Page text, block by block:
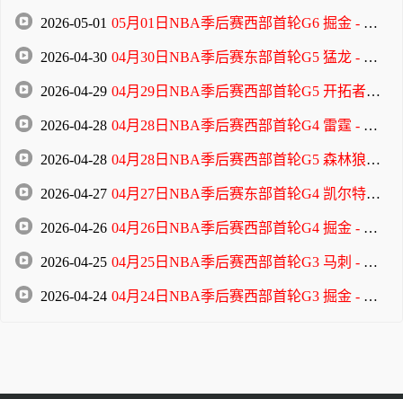
2026-05-01 05月01日NBA季后赛西部首轮G6 掘金 - 森林狼 全场录像
2026-04-30 04月30日NBA季后赛东部首轮G5 猛龙 - 骑士 全场录像
2026-04-29 04月29日NBA季后赛西部首轮G5 开拓者 - 马刺 全场录像
2026-04-28 04月28日NBA季后赛西部首轮G4 雷霆 - 太阳 全场录像
2026-04-28 04月28日NBA季后赛西部首轮G5 森林狼 - 掘金 全场录像
2026-04-27 04月27日NBA季后赛东部首轮G4 凯尔特人 - 76人 全场录像
2026-04-26 04月26日NBA季后赛西部首轮G4 掘金 - 森林狼 全场录像
2026-04-25 04月25日NBA季后赛西部首轮G3 马刺 - 开拓者 全场录像
2026-04-24 04月24日NBA季后赛西部首轮G3 掘金 - 森林狼 全场录像